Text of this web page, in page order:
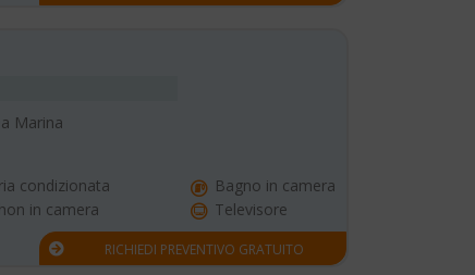
Marina
condizionata
Bagno in camera
in camera Televisore
RICHIEDI PREVENTIVO GRATUITO